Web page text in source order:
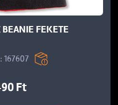
FEKETE
167607
Ft